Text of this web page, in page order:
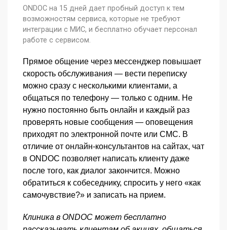
ONDOC на 15 дней дает пробный доступ к тем
возможностям сервиса, которые не требуют
интеграции с МИС, и бесплатно обучает персонал
работе с сервисом.
Прямое общение через мессенджер повышает
скорость обслуживания — вести переписку
можно сразу с несколькими клиентами, а
общаться по телефону — только с одним. Не
нужно постоянно быть онлайн и каждый раз
проверять новые сообщения — оповещения
приходят по электронной почте или СМС. В
отличие от онлайн-консультантов на сайтах, чат
в ONDOC позволяет написать клиенту даже
после того, как диалог закончится. Можно
обратиться к собеседнику, спросить у него «как
самочувствие?» и записать на прием.
Клиника в ONDOC может бесплатно